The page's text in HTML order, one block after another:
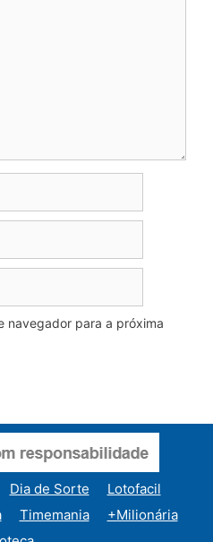
navegador para a próxima
Dia de Sorte
Lotofacil
Timemania
+Milionária